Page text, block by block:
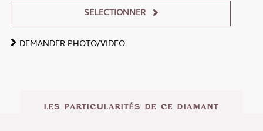
SÉLECTIONNER
Alternative:
DEMANDER PHOTO/VIDEO
LES PARTICULARITÉS DE CE DIAMANT